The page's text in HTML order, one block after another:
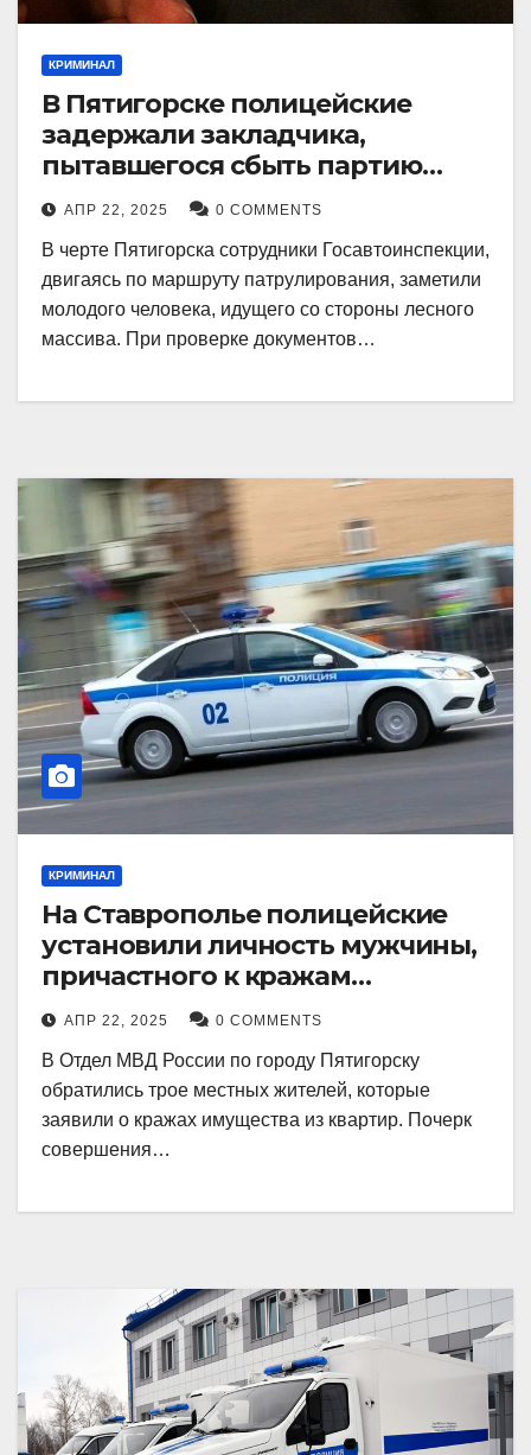
КРИМИНАЛ
В Пятигорске полицейские
задержали закладчика,
пытавшегося сбыть партию
синтетического наркотика
АПР 22, 2025 0 COMMENTS
В черте Пятигорска сотрудники Госавтоинспекции,
двигаясь по маршруту патрулирования, заметили
молодого человека, идущего со стороны лесного
массива. При проверке документов…
КРИМИНАЛ
На Ставрополье полицейские
установили личность мужчины,
причастного к кражам
имущества из квартир в
Пятигорске
АПР 22, 2025 0 COMMENTS
В Отдел МВД России по городу Пятигорску
обратились трое местных жителей, которые
заявили о кражах имущества из квартир. Почерк
совершения…